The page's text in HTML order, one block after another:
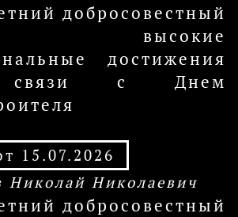
добросовестный
высокие
достижения
с Днем
15.07.2026
Николай Николаевич
добросовестный